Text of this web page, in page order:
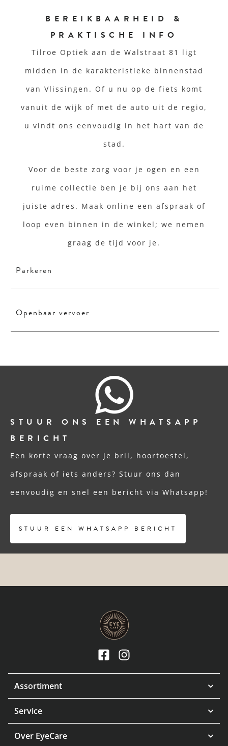
BEREIKBAARHEID &
PRAKTISCHE INFO
Tilroe Optiek aan de Walstraat 81 ligt
midden in de karakteristieke binnenstad
van Vlissingen. Of u nu op de fiets komt
vanuit de wijk of met de auto uit de regio,
u vindt ons eenvoudig in het hart van de
stad.
Voor de beste zorg voor je ogen en een
ruime collectie ben je bij ons aan het
juiste adres. Maak online een afspraak of
loop even binnen in de winkel; we nemen
graag de tijd voor je.
Parkeren
Openbaar vervoer
STUUR ONS EEN WHATSAPP
BERICHT
Een korte vraag over je bril, hoortoestel,
afspraak of iets anders? Stuur ons dan
eenvoudig en snel een bericht via Whatsapp!
STUUR EEN WHATSAPP BERICHT
Assortiment
Service
Over EyeCare